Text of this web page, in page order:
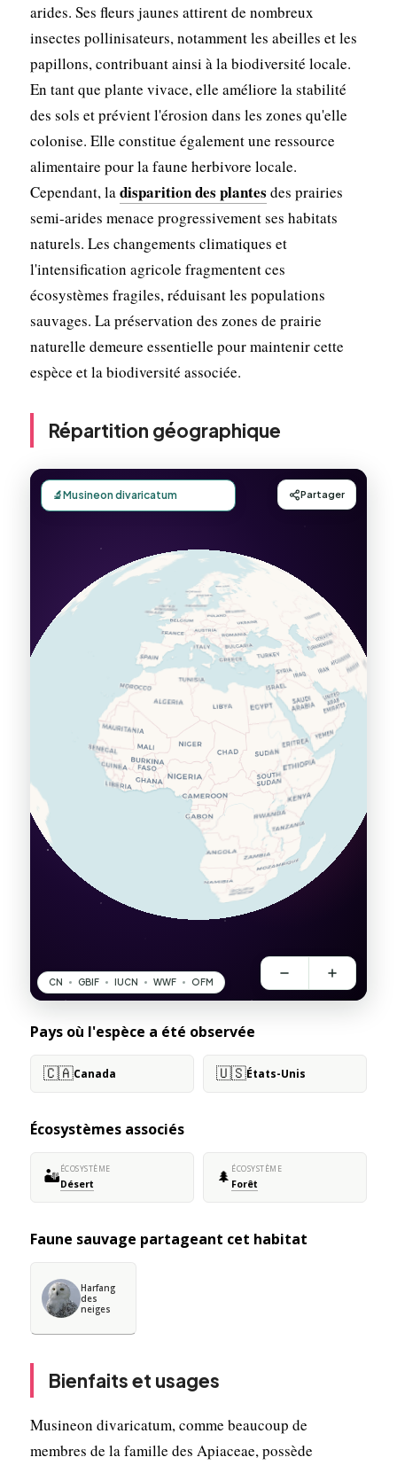
arides. Ses fleurs jaunes attirent de nombreux
insectes pollinisateurs, notamment les abeilles et les
papillons, contribuant ainsi à la biodiversité locale.
En tant que plante vivace, elle améliore la stabilité
des sols et prévient l'érosion dans les zones qu'elle
colonise. Elle constitue également une ressource
alimentaire pour la faune herbivore locale.
Cependant, ladisparition des plantes des prairies
semi-arides menace progressivement ses habitats
naturels. Les changements climatiques et
l'intensification agricole fragmentent ces
écosystèmes fragiles, réduisant les populations
sauvages. La préservation des zones de prairie
naturelle demeure essentielle pour maintenir cette
espèce et la biodiversité associée.
Répartition géographique
Pays où l'espèce a été observée
🇨🇦Canada 🇺🇸États-Unis
Écosystèmes associés
🏜️ÉCOSYSTÈME
Désert 🌲 ÉCOSYSTÈME
Forêt
Faune sauvage partageant cet habitat
Harfang
des
neiges
Bienfaits et usages
Musineon divaricatum, comme beaucoup de
membres de la famille des Apiaceae, possède